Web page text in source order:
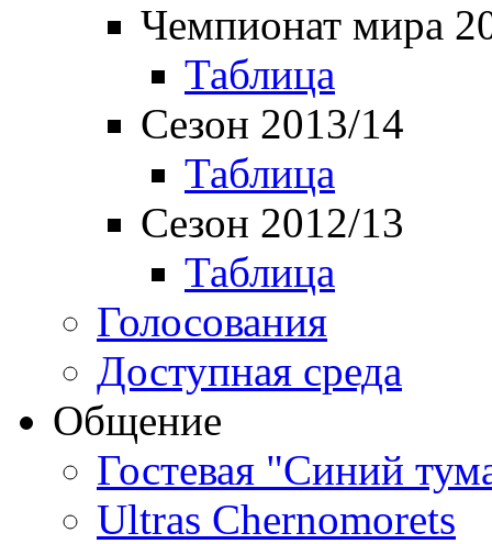
Чемпионат мира
Таблица
Сезон 2013/14
Таблица
Сезон 2012/13
Таблица
Голосования
Доступная среда
Общение
Гостевая "Синий
Ultras Chernomorets